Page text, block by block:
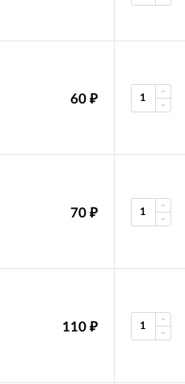
60 ₽
70 ₽
110 ₽